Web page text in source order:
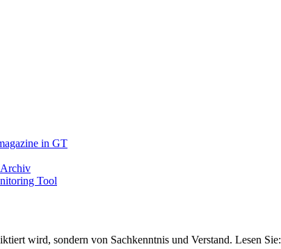
in GT
wird, sondern von Sachkenntnis und Verstand. Lesen Sie: